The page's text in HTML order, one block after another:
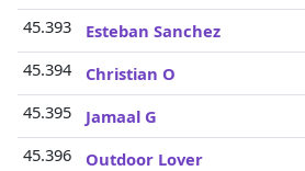
45.393
Esteban Sanchez
45.394
Christian O
45.395
Jamaal G
45.396
Outdoor Lover